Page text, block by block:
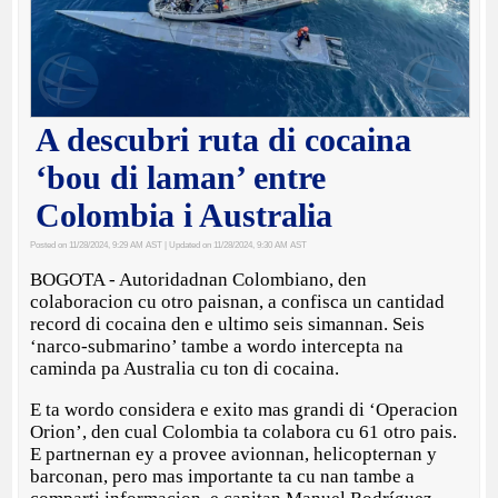
A descubri ruta di cocaina
‘bou di laman’ entre
Colombia i Australia
Posted on 11/28/2024, 9:29 AM AST | Updated on 11/28/2024, 9:30 AM AST
BOGOTA - Autoridadnan Colombiano, den
colaboracion cu otro paisnan, a confisca un cantidad
record di cocaina den e ultimo seis simannan. Seis
‘narco-submarino’ tambe a wordo intercepta na
caminda pa Australia cu ton di cocaina.
E ta wordo considera e exito mas grandi di ‘Operacion
Orion’, den cual Colombia ta colabora cu 61 otro pais.
E partnernan ey a provee avionnan, helicopternan y
barconan, pero mas importante ta cu nan tambe a